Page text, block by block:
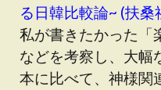
る日韓比較論~ (扶桑
私が書きたかった「
などを考察し、大幅
本に比べて、神様関